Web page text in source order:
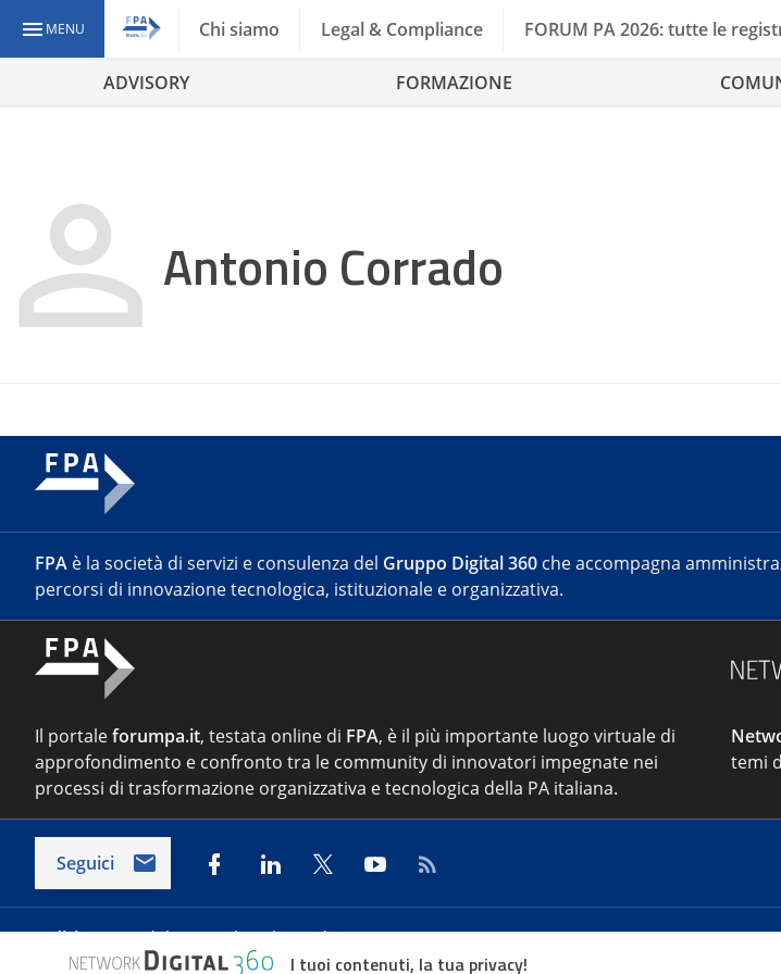
MENU Chi siamo Legal & Compliance FORUM PA 2026: tutte le
ADVISORY FORMAZIONE
Antonio Corrado
FPA è la società di servizi e consulenza del Gruppo Digital 360 che accompagna
percorsi di innovazione tecnologica, istituzionale e organizzativa.
Il portaleforumpa.it, testata online di FPA, è il più importante luogo virtuale di
approfondimento e confronto tra le community di innovatori impegnate nei
processi di trasformazione organizzativa e tecnologica della PA italiana.
temi
Seguici
Indirizzo:Via del Porto Fluviale 67/d – 00154 Roma
I tuoi contenuti, la tua privacy!